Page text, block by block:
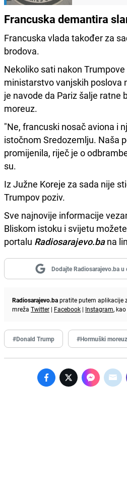
Francuska demantira
Francuska vlada također za
brodova.
Nekoliko sati nakon
ministarstvo vanjskih poslova
je navode da Pariz šalje ratne
moreuz.
"Ne, francuski nosač aviona i
istočnom Sredozemlju. Naša
promijenila, riječ je o
su.
Iz Južne Koreje za sada nije
Trumpov poziv.
Sve najnovije informacije
Bliskom istoku i svijetu
portalu Radiosarajevo.bana
Dodajte Radiosarajevo.ba
Radiosarajevo.bapratite putem aplikacije
mreža Twitter | Facebook | Instagram,
#Donald Trump #Hormuški moreuz